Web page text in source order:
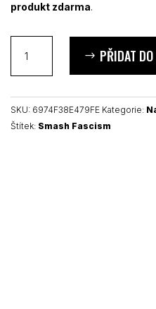
produkt zdarma.
Fascism
nášivka
PŘIDAT
SKU: 6974F38E479FE Kategorie:
Štítek: Smash Fascism